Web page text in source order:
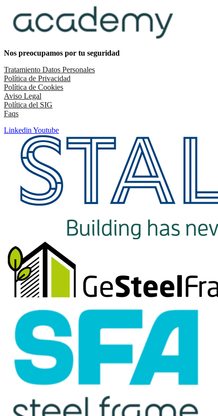
Nos preocupamos por tu seguridad
Tratamiento Datos Personales
Política de Privacidad
Política de Cookies
Aviso Legal
Política del SIG
Faqs
Linkedin Youtube